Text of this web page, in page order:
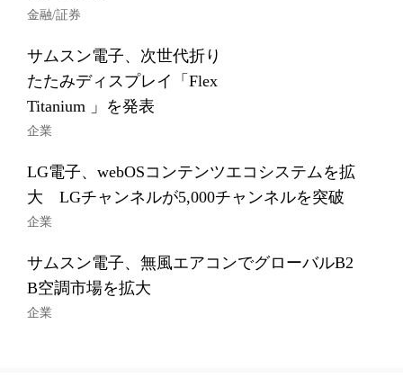
金融/証券
サムスン電子、次世代折り
たたみディスプレイ「Flex
Titanium 」を発表
企業
LG電子、webOSコンテンツエコシステムを拡
大 LGチャンネルが5,000チャンネルを突破
企業
サムスン電子、無風エアコンでグローバルB2
B空調市場を拡大
企業